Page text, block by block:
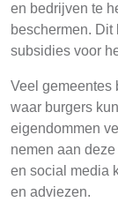
en bedrijven te
beschermen.
subsidies voor
Veel gemeentes
waar burgers
eigendommen
nemen aan
en social media
en adviezen.